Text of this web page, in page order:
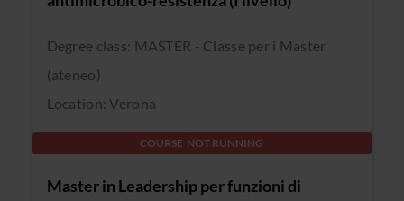
Degree class: MASTER - Classe per i Master
(ateneo)
Location: Verona
COURSE NOT RUNNING
Master in Leadership per funzioni di